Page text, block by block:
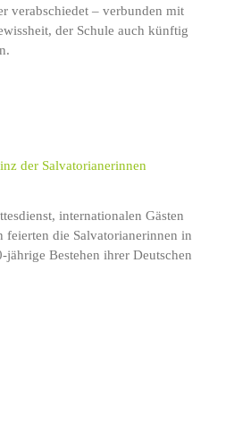
verabschiedet – verbunden mit
der Schule auch künftig
der Salvatorianerinnen
internationalen Gästen
feierten die Salvatorianerinnen in
Bestehen ihrer Deutschen